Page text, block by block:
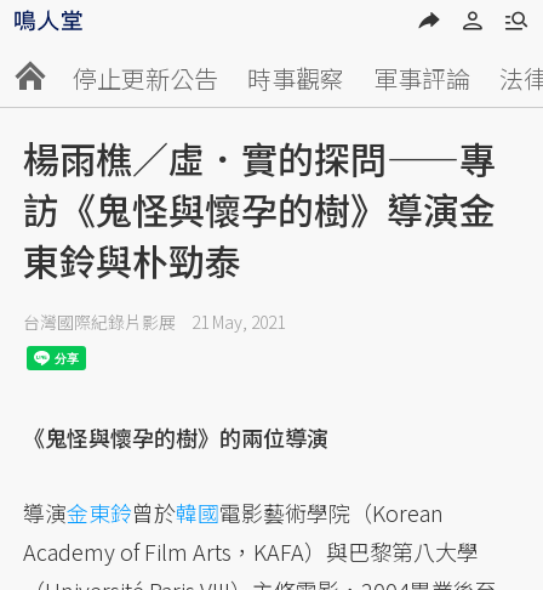
停止更新公告 時事觀察 軍事評論 法
楊雨樵／虛．實的探問——專
訪《鬼怪與懷孕的樹》導演金
東鈴與朴勁泰
台灣國際紀錄片影展 21 May, 2021
《鬼怪與懷孕的樹》的兩位導演
導演金東鈴曾於韓國電影藝術學院（Korean
Academy of Film Arts，KAFA）與巴黎第八大學